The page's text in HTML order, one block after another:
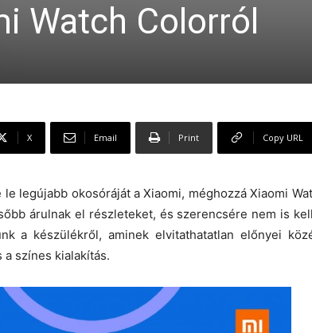
Watch Colorról
X Email Print Copy URL
legújabb okosóráját a Xiaomi, méghozzá Xiaomi
árulnak el részleteket, és szerencsére nem is
a készülékről, aminek elvitathatatlan előnyei
a színes kialakítás.